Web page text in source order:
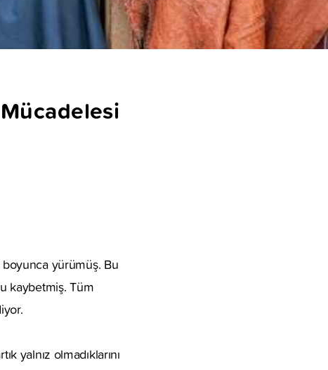
boyunca yürümüş. Bu
kaybetmiş. Tüm
yalnız olmadıklarını